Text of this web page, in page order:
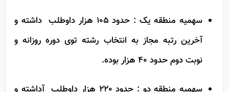
سهمیه منطقه یک : حدود 105 هزار داوطلب داشته و
آخرین رتبه مجاز به انتخاب رشته توی دوره روزانه و